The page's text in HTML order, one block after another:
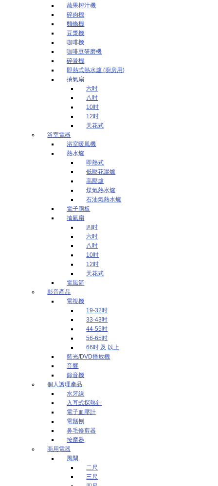
蔬果榨汁機
碎肉機
麵條機
豆漿機
咖啡機
咖啡豆研磨機
碎骨機
即熱式熱水爐 (廚房用)
抽氣扇
六吋
八吋
10吋
12吋
天花式
浴室電器
浴室暖風機
熱水爐
即熱式
低壓花灑爐
高壓爐
煤氣熱水爐
石油氣熱水爐
電子廁板
抽氣扇
四吋
六吋
八吋
10吋
12吋
天花式
電風筒
影音產品
電視機
19-32吋
33-43吋
44-55吋
56-65吋
66吋 及 以上
藍光/DVD播放機
音響
錄音機
個人護理產品
水牙線
入耳式探熱針
電子血壓計
電鬚刨
鼻毛修剪器
按摩器
商用電器
風閘
二尺
三尺